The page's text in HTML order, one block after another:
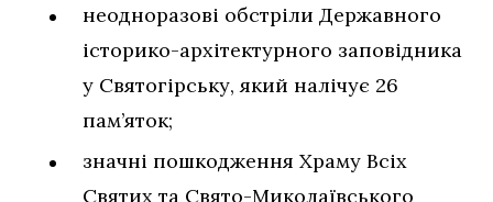
неодноразові обстріли Державного
історико-архітектурного заповідника
у Святогірську, який налічує 26
пам’яток;
значні пошкодження Храму Всіх
Святих та Свято-Миколаївського